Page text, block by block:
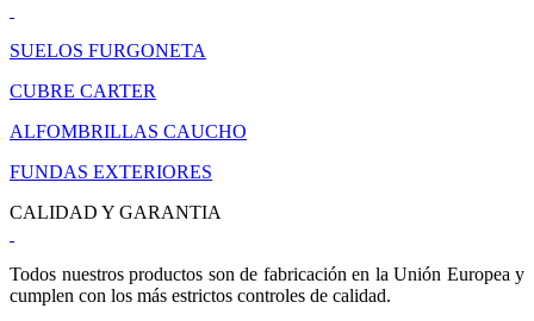
SUELOS FURGONETA
CUBRE CARTER
ALFOMBRILLAS CAUCHO
FUNDAS EXTERIORES
CALIDAD Y GARANTIA
Todos nuestros productos son de fabricación en la Unión Europea y
cumplen con los más estrictos controles de calidad.